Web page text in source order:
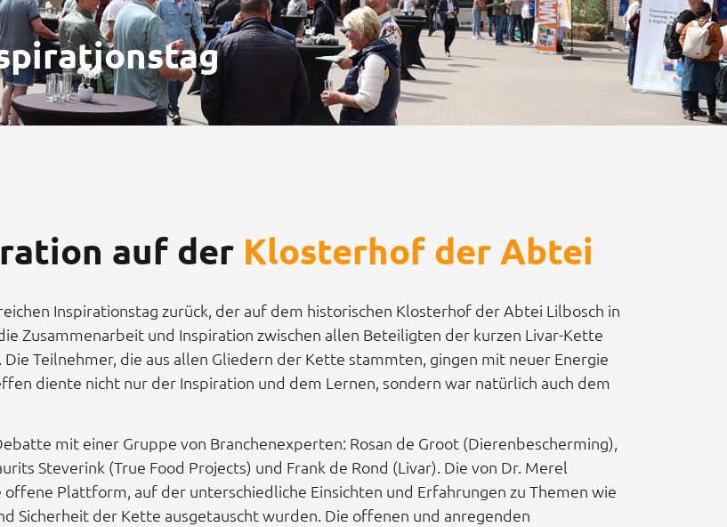
auf der Klosterhof der Abtei
Inspirationstag zurück, der auf dem historischen Klosterhof der Abtei Lilbosch in
Zusammenarbeit und Inspiration zwischen allen Beteiligten der kurzen Livar-Kette
Teilnehmer, die aus allen Gliedern der Kette stammten, gingen mit neuer Energie
diente nicht nur der Inspiration und dem Lernen, sondern war natürlich auch dem
mit einer Gruppe von Branchenexperten: Rosan de Groot (Dierenbescherming),
Steverink (True Food Projects) und Frank de Rond (Livar). Die von Dr. Merel
Plattform, auf der unterschiedliche Einsichten und Erfahrungen zu Themen wie
Sicherheit der Kette ausgetauscht wurden. Die offenen und anregenden